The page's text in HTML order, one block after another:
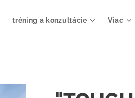
tréning a konzultácie Viac